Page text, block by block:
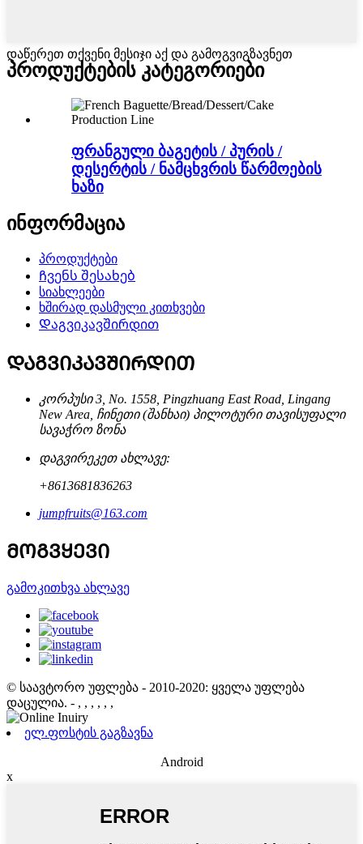
დაწერეთ თქვენი მესიჯი აქ და გამოგვიგზავნეთ
პროდუქტების კატეგორიები
ფრანგული ბაგეტის / პურის /
დესერტის / ნამცხვრის წარმოების
ხაზი
ინფორმაცია
პროდუქტები
Ჩვენს შესახებ
სიახლეები
ხშირად დასმული კითხვები
Დაგვიკავშირდით
ᲓᲐᲒᲕᲘᲙᲐᲕᲨᲘᲠᲓᲘᲗ
კორპუსი 3, No. 1558, Pingzhuang East Road, Lingang
New Area, ჩინეთი (შანხაი) პილოტური თავისუფალი
სავაჭრო ზონა
დაგვირეკეთ ახლავე:
+8613681836263
jumpfruits@163.com
ᲛᲝᲒᲕᲧᲔᲕᲘ
გამოკითხვა ახლავე
© საავტორო უფლება - 2010-2020: ყველა უფლება
დაცულია. - , , , , , ,
ელ.ფოსტის გაგზავნა
Android
x